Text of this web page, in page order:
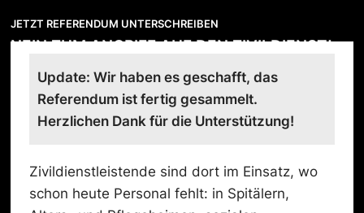
JETZT REFERENDUM UNTERSCHREIBEN
NEIN ZUM ANGRIFF AUF DEN ZIVILDIENST!
Update: Wir haben es geschafft, das
Referendum ist fertig gesammelt.
Herzlichen Dank für die Unterstützung!
Zivildienstleistende sind dort im Einsatz, wo
schon heute Personal fehlt: in Spitälern,